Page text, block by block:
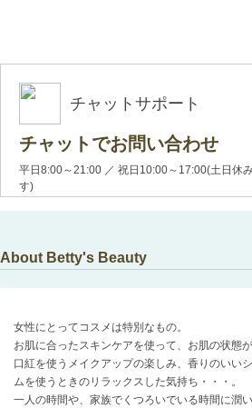
チャットサポート
チャットでお問い合わせ
平日8:00～21:00 ／ 祝日10:00～17:00(土日休
す)
About Betty's Beauty
女性にとってコスメは特別なもの。
お肌に合ったスキンケアを使って、お肌の状態
口紅を使うメイクアップの楽しみ、香りのいい
ムを使うときのリラックスした気持ち・・・。
一人の時間や、家族でくつろいでいる時間に潤